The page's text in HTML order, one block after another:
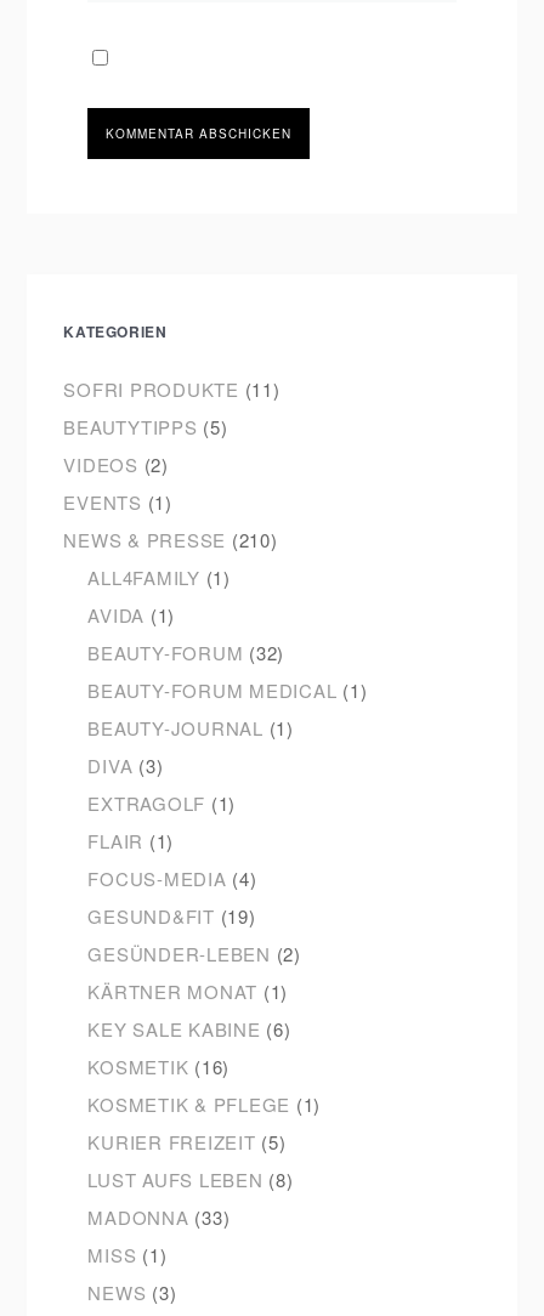
KATEGORIEN
SOFRI PRODUKTE (11)
BEAUTYTIPPS (5)
VIDEOS (2)
EVENTS (1)
NEWS & PRESSE (210)
ALL4FAMILY (1)
AVIDA (1)
BEAUTY-FORUM (32)
BEAUTY-FORUM MEDICAL (1)
BEAUTY-JOURNAL (1)
DIVA (3)
EXTRAGOLF (1)
FLAIR (1)
FOCUS-MEDIA (4)
GESUND&FIT (19)
GESÜNDER-LEBEN (2)
KÄRTNER MONAT (1)
KEY SALE KABINE (6)
KOSMETIK (16)
KOSMETIK & PFLEGE (1)
KURIER FREIZEIT (5)
LUST AUFS LEBEN (8)
MADONNA (33)
MISS (1)
NEWS (3)